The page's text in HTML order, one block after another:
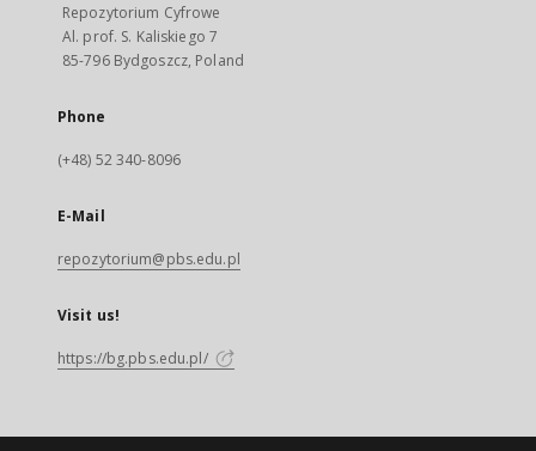
Repozytorium Cyfrowe
Al. prof. S. Kaliskiego 7
85-796 Bydgoszcz, Poland
Phone
(+48) 52 340-8096
E-Mail
repozytorium@pbs.edu.pl
Visit us!
https://bg.pbs.edu.pl/